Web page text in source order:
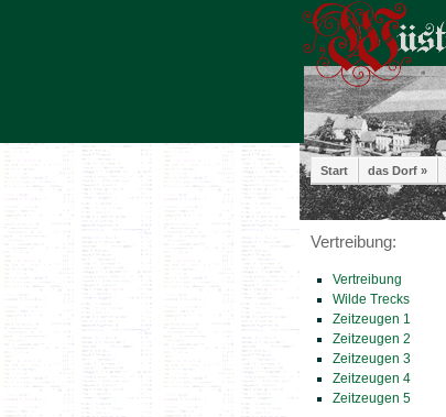
Start das Dorf »
Vertreibung:
Vertreibung
Wilde Trecks
Zeitzeugen 1
Zeitzeugen 2
Zeitzeugen 3
Zeitzeugen 4
Zeitzeugen 5